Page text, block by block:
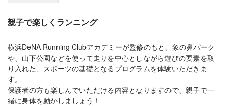
親子で楽しくランニング
横浜DeNA Running Clubアカデミーが監修のもと、象の鼻パーク
や、山下公園などを使って走りを中心としながら遊びの要素を取
り入れた、スポーツの基礎となるプログラムを体験いただきま
す。
保護者の方も楽しんでいただける内容となりますので、親子で一
緒に身体を動かしましょう！